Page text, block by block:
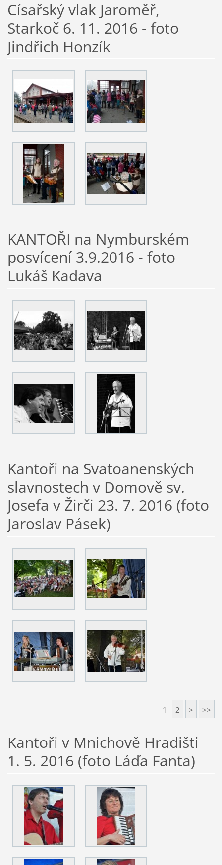
Císařský vlak Jaroměř,
Starkoč 6. 11. 2016 - foto
Jindřich Honzík
KANTOŘI na Nymburském
posvícení 3.9.2016 - foto
Lukáš Kadava
Kantoři na Svatoanenských
slavnostech v Domově sv.
Josefa v Žirči 23. 7. 2016 (foto
Jaroslav Pásek)
1 2 > >>
Kantoři v Mnichově Hradišti
1. 5. 2016 (foto Láďa Fanta)